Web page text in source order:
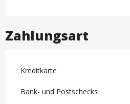
Zahlungsart
Kreditkarte
Bank- und Postschecks